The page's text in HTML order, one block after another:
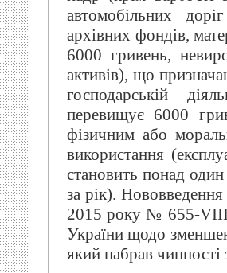
автомобільних
архівних фондів,
6000 гривень,
активів), що
господарській
перевищує 6000
фізичним або
використання
становить понад
за рік).
2015 року № 655-VIII
України щодо
який набрав